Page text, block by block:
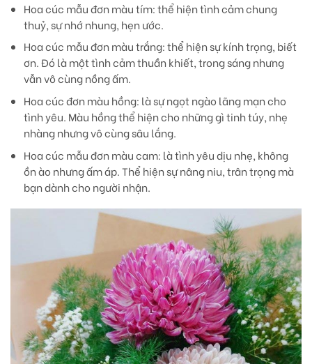
Hoa cúc mẫu đơn màu tím:thể hiện tình cảm chung
thuỷ, sự nhớ nhung, hẹn ước.
Hoa cúc mẫu đơn màu trắng:thể hiện sự kính trọng, biết
ơn. Đó là một tình cảm thuần khiết, trong sáng nhưng
vẫn vô cùng nồng ấm.
Hoa cúc đơn màu hồng: là sự ngọt ngào lãng mạn cho
tình yêu. Màu hồng thể hiện cho những gì tinh túy, nhẹ
nhàng nhưng vô cùng sâu lắng.
Hoa cúc mẫu đơn màu cam: là tình yêu dịu nhẹ, không
ồn ào nhưng ấm áp. Thể hiện sự nâng niu, trân trọng mà
bạn dành cho người nhận.